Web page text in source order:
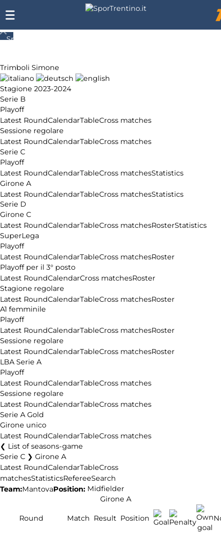
Trimboli Simone
Stagione 2023-2024
Serie B
Playoff
Latest RoundCalendarTableCross matches
Sessione regolare
Latest RoundCalendarTableCross matches
Serie C
Playoff
Latest RoundCalendarTableCross matchesStatistics
Girone A
Latest RoundCalendarTableCross matchesStatistics
Serie D
Girone C
Latest RoundCalendarTableCross matchesRosterStatistics
SuperLega
Playoff
Latest RoundCalendarTableCross matchesRoster
Playoff per il 3° posto
Latest RoundCalendarCross matchesRoster
Stagione regolare
Latest RoundCalendarTableCross matchesRoster
A1 femminile
Playoff
Latest RoundCalendarTableCross matchesRoster
Sessione regolare
Latest RoundCalendarTableCross matchesRoster
LBA Serie A
Playoff
Latest RoundCalendarTableCross matches
Sessione regolare
Latest RoundCalendarTableCross matches
Serie A Gold
Girone unico
Latest RoundCalendarTableCross matches
List of seasons-game
Serie C ❯ Girone A
Latest RoundCalendarTableCross
matchesStatisticsRefereeSearch
Team:MantovaPosition: Midfielder
Girone A
Round Match Result Position
SporTrentino.it
Affiliazione
Pubblicità